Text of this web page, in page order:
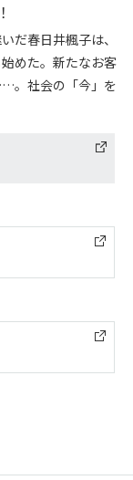
だ春日井楓子は、
めた。新たなお客
。社会の「今」を